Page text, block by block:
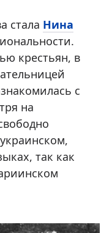
стала Нина
крестьян, в
с
на
так как